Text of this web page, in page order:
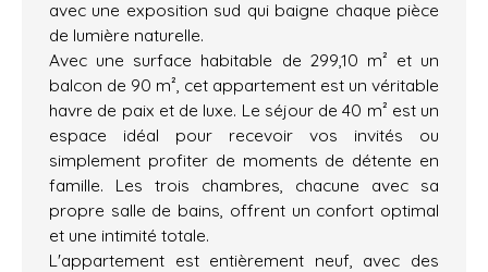
avec une exposition sud qui baigne chaque pièce
de lumière naturelle.
Avec une surface habitable de 299,10 m² et un
balcon de 90 m², cet appartement est un véritable
havre de paix et de luxe. Le séjour de 40 m² est un
espace idéal pour recevoir vos invités ou
simplement profiter de moments de détente en
famille. Les trois chambres, chacune avec sa
propre salle de bains, offrent un confort optimal
et une intimité totale.
L'appartement est entièrement neuf, avec des